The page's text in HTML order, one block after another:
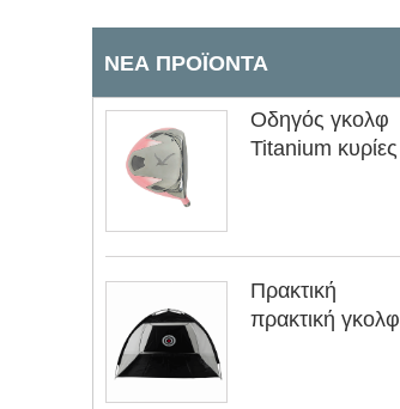
ΝΈΑ ΠΡΟΪΌΝΤΑ
Οδηγός γκολφ
Titanium κυρίες
Πρακτική
πρακτική γκολφ